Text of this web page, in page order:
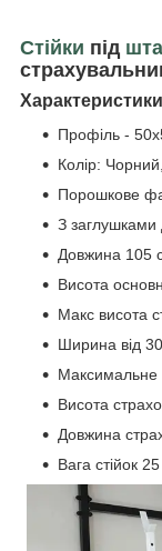
Стійки під
Профіль -
Колір:
Порошкове
З заглушками
Довжина 105
Висота
Макс висота
Ширина від
Максимальне
Висота
Довжина
Вага